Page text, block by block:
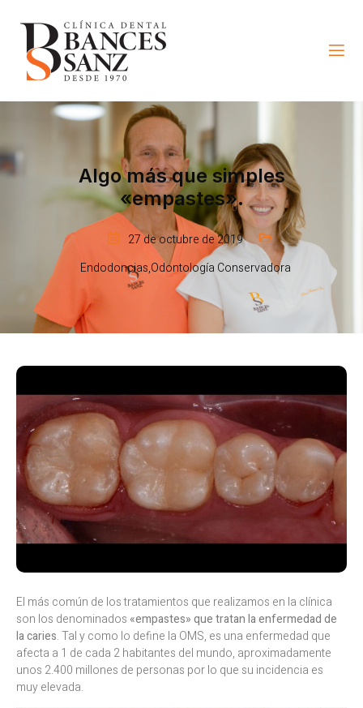
Algo más que simples
«empastes».
27 de octubre de 2019
Endodoncias,Odontología Conservadora
El más común de los tratamientos que realizamos en la clínica
son los denominados «empastes» que tratan la enfermedad de
la caries. Tal y como lo define la OMS, es una enfermedad que
afecta a 1 de cada 2 habitantes del mundo, aproximadamente
unos 2.400 millones de personas por lo que su incidencia es
muy elevada.